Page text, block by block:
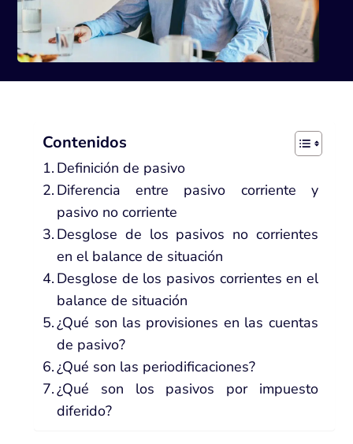
Contenidos
Definición de pasivo
Diferencia entre pasivo corriente y
pasivo no corriente
Desglose de los pasivos no corrientes
en el balance de situación
Desglose de los pasivos corrientes en el
balance de situación
¿Qué son las provisiones en las cuentas
de pasivo?
¿Qué son las periodificaciones?
¿Qué son los pasivos por impuesto
diferido?